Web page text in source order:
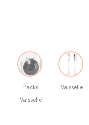
Packs
Vaisselle
Vaisselle